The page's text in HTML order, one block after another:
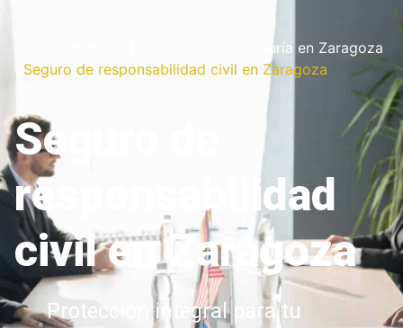
Correduría en Zaragoza
Seguro de responsabilidad civil en Zaragoza
Seguro de
responsabilidad
civil en Zaragoza
Protección integral para tu